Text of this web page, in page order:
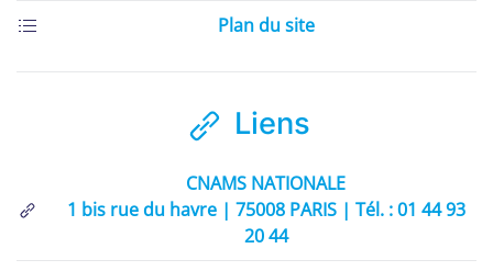
Plan du site
Liens
CNAMS NATIONALE
1 bis rue du havre | 75008 PARIS | Tél. : 01 44 93
20 44